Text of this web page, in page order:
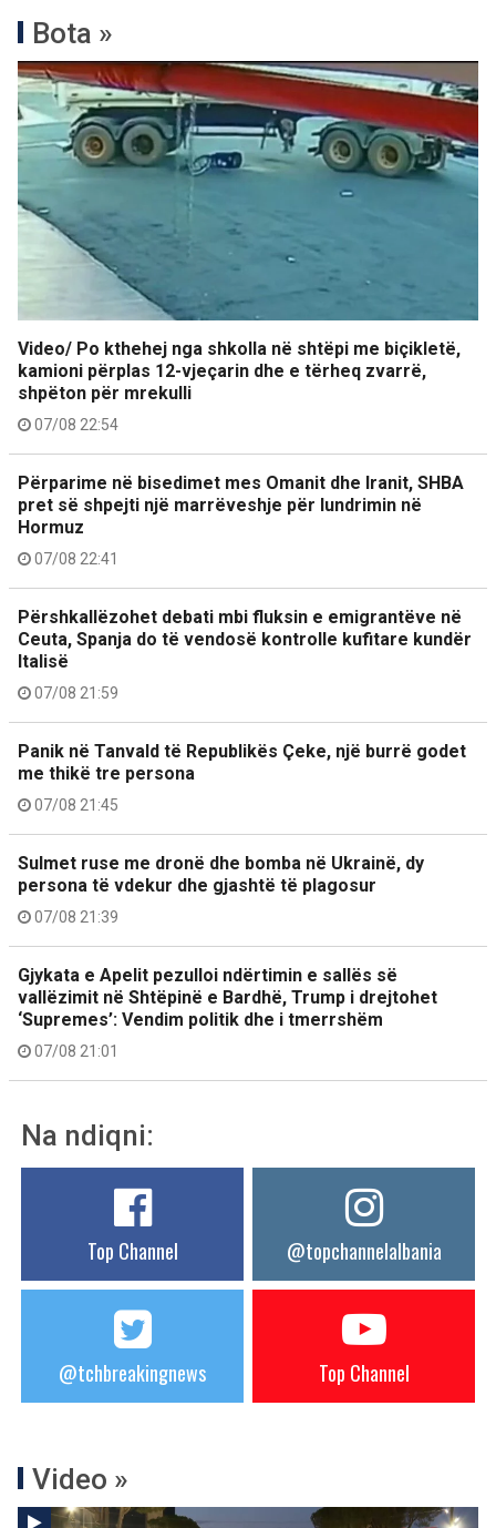
Bota »
Video/ Po kthehej nga shkolla në shtëpi me biçikletë,
kamioni përplas 12-vjeçarin dhe e tërheq zvarrë,
shpëton për mrekulli
07/08 22:54
Përparime në bisedimet mes Omanit dhe Iranit, SHBA
pret së shpejti një marrëveshje për lundrimin në
Hormuz
07/08 22:41
Përshkallëzohet debati mbi fluksin e emigrantëve në
Ceuta, Spanja do të vendosë kontrolle kufitare kundër
Italisë
07/08 21:59
Panik në Tanvald të Republikës Çeke, një burrë godet
me thikë tre persona
07/08 21:45
Sulmet ruse me dronë dhe bomba në Ukrainë, dy
persona të vdekur dhe gjashtë të plagosur
07/08 21:39
Gjykata e Apelit pezulloi ndërtimin e sallës së
vallëzimit në Shtëpinë e Bardhë, Trump i drejtohet
‘Supremes’: Vendim politik dhe i tmerrshëm
07/08 21:01
Na ndiqni:
Top Channel @topchannelalbania
@tchbreakingnews Top Channel
Video »